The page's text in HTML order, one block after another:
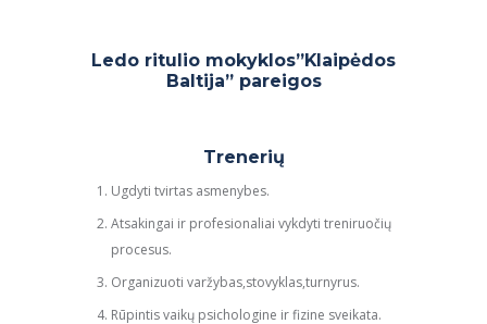
Ledo ritulio mokyklos”Klaipėdos
Baltija” pareigos
Trenerių
Ugdyti tvirtas asmenybes.
Atsakingai ir profesionaliai vykdyti treniruočių
procesus.
Organizuoti varžybas,stovyklas,turnyrus.
Rūpintis vaikų psichologine ir fizine sveikata.